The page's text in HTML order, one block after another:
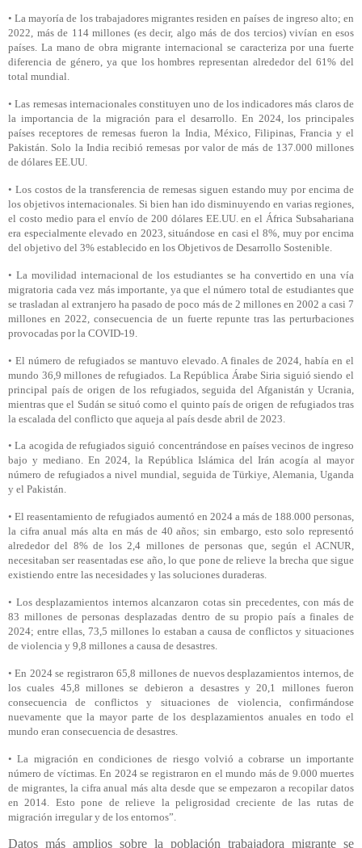
•La mayoría de los trabajadores migrantes residen en países de ingreso alto; en
2022, más de 114 millones (es decir, algo más de dos tercios) vivían en esos
países. La mano de obra migrante internacional se caracteriza por una fuerte
diferencia de género, ya que los hombres representan alrededor del 61% del
total mundial.
•Las remesas internacionales constituyen uno de los indicadores más claros de
la importancia de la migración para el desarrollo. En 2024, los principales
países receptores de remesas fueron la India, México, Filipinas, Francia y el
Pakistán. Solo la India recibió remesas por valor de más de 137.000 millones
de dólares EE.UU.
• Los costos de la transferencia de remesas siguen estando muy por encima de
los objetivos internacionales. Si bien han ido disminuyendo en varias regiones,
el costo medio para el envío de 200 dólares EE.UU. en el África Subsahariana
era especialmente elevado en 2023, situándose en casi el 8%, muy por encima
del objetivo del 3% establecido en los Objetivos de Desarrollo Sostenible.
• La movilidad internacional de los estudiantes se ha convertido en una vía
migratoria cada vez más importante, ya que el número total de estudiantes que
se trasladan al extranjero ha pasado de poco más de 2 millones en 2002 a casi 7
millones en 2022, consecuencia de un fuerte repunte tras las perturbaciones
provocadas por la COVID-19.
• El número de refugiados se mantuvo elevado. A finales de 2024, había en el
mundo 36,9 millones de refugiados. La República Árabe Siria siguió siendo el
principal país de origen de los refugiados, seguida del Afganistán y Ucrania,
mientras que el Sudán se situó como el quinto país de origen de refugiados tras
la escalada del conflicto que aqueja al país desde abril de 2023.
•La acogida de refugiados siguió concentrándose en países vecinos de ingreso
bajo y mediano. En 2024, la República Islámica del Irán acogía al mayor
número de refugiados a nivel mundial, seguida de Türkiye, Alemania, Uganda
y el Pakistán.
• El reasentamiento de refugiados aumentó en 2024 a más de 188.000 personas,
la cifra anual más alta en más de 40 años; sin embargo, esto solo representó
alrededor del 8% de los 2,4 millones de personas que, según el ACNUR,
necesitaban ser reasentadas ese año, lo que pone de relieve la brecha que sigue
existiendo entre las necesidades y las soluciones duraderas.
• Los desplazamientos internos alcanzaron cotas sin precedentes, con más de
83 millones de personas desplazadas dentro de su propio país a finales de
2024; entre ellas, 73,5 millones lo estaban a causa de conflictos y situaciones
de violencia y 9,8 millones a causa de desastres.
•En 2024 se registraron 65,8 millones de nuevos desplazamientos internos, de
los cuales 45,8 millones se debieron a desastres y 20,1 millones fueron
consecuencia de conflictos y situaciones de violencia, confirmándose
nuevamente que la mayor parte de los desplazamientos anuales en todo el
mundo eran consecuencia de desastres.
•La migración en condiciones de riesgo volvió a cobrarse un importante
número de víctimas. En 2024 se registraron en el mundo más de 9.000 muertes
de migrantes, la cifra anual más alta desde que se empezaron a recopilar datos
en 2014. Esto pone de relieve la peligrosidad creciente de las rutas de
migración irregular y de los entornos”.
Datos más amplios sobre la población trabajadora migrante se